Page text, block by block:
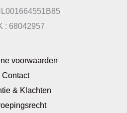
: 68042957
voorwaarden
Contact
& Klachten